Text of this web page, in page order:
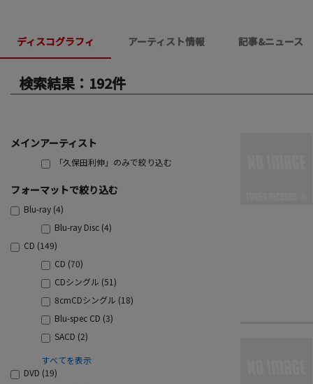
ディスコグラフィ アーティスト情報 記事&ニュース
検索結果：192件
メインアーティスト
「久保田利伸」のみで絞り込む
フォーマットで絞り込む
Blu-ray (4)
Blu-ray Disc (4)
CD (149)
CD (70)
CDシングル (51)
8cmCDシングル (18)
Blu-spec CD (3)
SACD (2)
すべてを表示
DVD (19)